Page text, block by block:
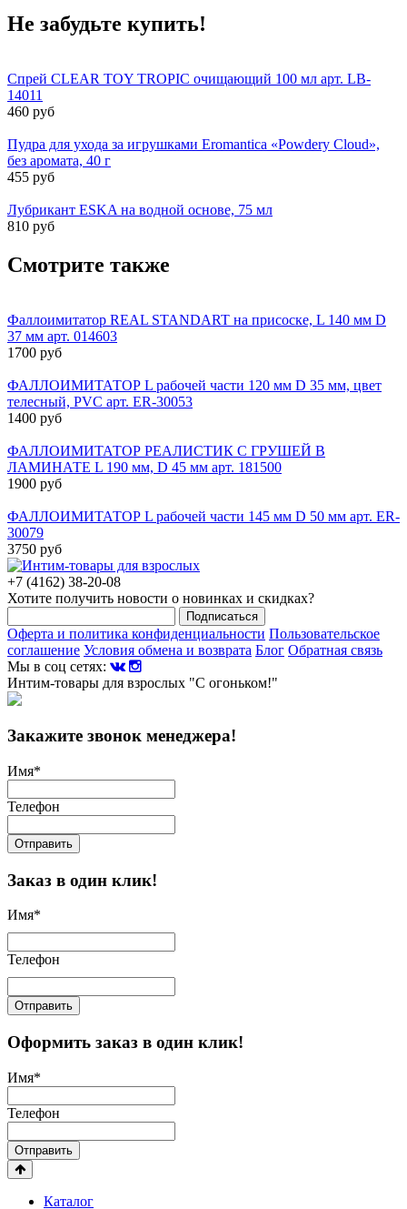
Не забудьте купить!
Спрей CLEAR TOY TROPIC очищающий 100 мл арт. LB-
14011
460 руб
Пудра для ухода за игрушками Eromantica «Powdery Cloud»,
без аромата, 40 г
455 руб
Лубрикант ESKA на водной основе, 75 мл
810 руб
Смотрите также
Фаллоимитатор REAL STANDART на присоске, L 140 мм D
37 мм арт. 014603
1700 руб
ФАЛЛОИМИТАТОР L рабочей части 120 мм D 35 мм, цвет
телесный, PVC арт. ER-30053
1400 руб
ФАЛЛОИМИТАТОР РЕАЛИСТИК С ГРУШЕЙ В
ЛАМИНАТЕ L 190 мм, D 45 мм арт. 181500
1900 руб
ФАЛЛОИМИТАТОР L рабочей части 145 мм D 50 мм арт. ER-
30079
3750 руб
+7 (4162) 38-20-08
Хотите получить новости о новинках и скидках?
Подписаться
Оферта и политика конфиденциальности Пользовательское
соглашение Условия обмена и возврата Блог Обратная связь
Мы в соц сетях:
Интим-товары для взрослых "С огоньком!"
Закажите звонок менеджера!
Имя*
Телефон
Отправить
Заказ в один клик!
Имя*
Телефон
Отправить
Оформить заказ в один клик!
Имя*
Телефон
Отправить
Каталог